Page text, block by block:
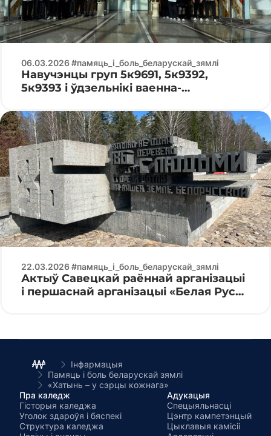
06.03.2026 #памяць_і_боль_беларускай_зямлі
Навучэнцы груп 5к9691, 5к9392,
5к9393 і ўдзельнікі ваенна-
наведалі Беларускі дзяржаўны музей
гісторыі Вялікай Айчыннай вайны
22.03.2026 #памяць_і_боль_беларускай_зямлі
Актыў Савецкай раённай арганізацыі
і першаснай арганізацыі «Белая Русь»
Інфармацыя
Памяць і боль беларускай зямлі
«Хатынь – у сэрцы кожнага»
Пра каледж
Гісторыя каледжа
Уголок здароўя і бяспекі
Структура каледжа
Адукацыя
Спецыяльнасці
Цэнтр кампетэнцый
Цыклавыя камісіі